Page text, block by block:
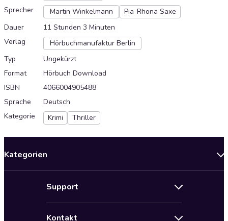
Sprecher
Martin Winkelmann
Pia-Rhona Saxe
Dauer
11 Stunden 3 Minuten
Verlag
Hörbuchmanufaktur Berlin
Typ
Ungekürzt
Format
Hörbuch Download
ISBN
4066004905488
Sprache
Deutsch
Kategorie
Krimi Thriller
Kategorien
Support
Kontakt